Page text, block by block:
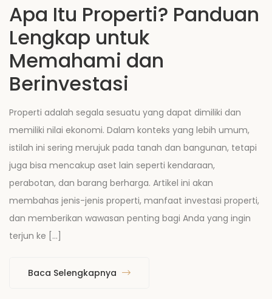
Apa Itu Properti? Panduan
Lengkap untuk
Memahami dan
Berinvestasi
Properti adalah segala sesuatu yang dapat dimiliki dan
memiliki nilai ekonomi. Dalam konteks yang lebih umum,
istilah ini sering merujuk pada tanah dan bangunan, tetapi
juga bisa mencakup aset lain seperti kendaraan,
perabotan, dan barang berharga. Artikel ini akan
membahas jenis-jenis properti, manfaat investasi properti,
dan memberikan wawasan penting bagi Anda yang ingin
terjun ke […]
Baca Selengkapnya